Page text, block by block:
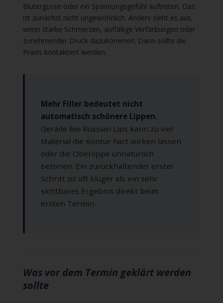
Blutergüsse oder ein Spannungsgefühl auftreten. Das
ist zunächst nicht ungewöhnlich. Anders sieht es aus,
wenn starke Schmerzen, auffällige Verfärbungen oder
zunehmender Druck dazukommen. Dann sollte die
Praxis kontaktiert werden.
Mehr Filler bedeutet nicht
automatisch schönere Lippen.
Gerade bei Russian Lips kann zu viel
Material die Kontur hart wirken lassen
oder die Oberlippe unnatürlich
betonen. Ein zurückhaltender erster
Schritt ist oft klüger als ein sehr
sichtbares Ergebnis direkt beim
ersten Termin.
Was vor dem Termin geklärt werden
sollte